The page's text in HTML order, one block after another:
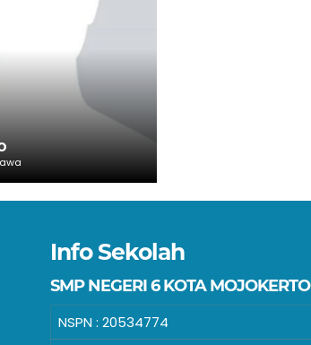
Info Sekolah
SMP NEGERI 6 KOTA MOJOKERTO
NSPN : 20534774